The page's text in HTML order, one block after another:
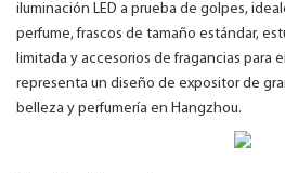
iluminación LED a prueba de golpes,
perfume, frascos de tamaño estándar,
limitada y accesorios de fragancias para
representa un diseño de expositor de
belleza y perfumería en Hangzhou.